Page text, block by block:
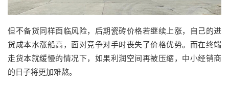
但不备货同样面临风险，后期瓷砖价格若继续上涨，自己的进
货成本水涨船高，面对竞争对手时丧失了价格优势。而在终端
走货本就缓慢的情况下，如果利润空间再被压缩，中小经销商
的日子将更加难熬。